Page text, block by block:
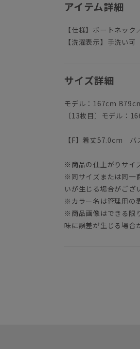
アイテム詳細
【仕様】ボートネック
【洗濯表示】手洗い可
サイズ詳細
モデル：167cm
〔13枚目〕モデル：
【F】着丈57.0cm
※商品の仕上がりサイ
※同サイズまたは同一
いが生じる場合がござ
※カラー名は管理用の
※商品画像はできる限
味に誤差が生じる場合